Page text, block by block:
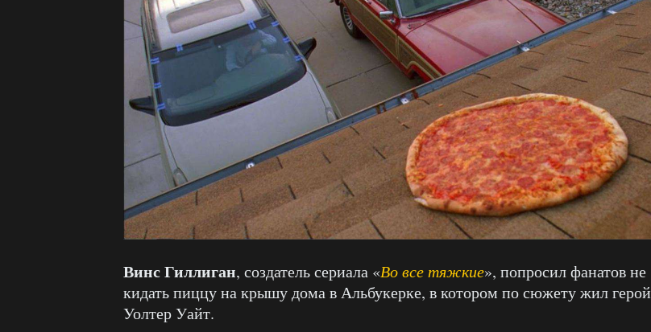
Винс Гиллиган, создатель сериала «Во все тяжкие», попросил фанатов не
кидать пиццу на крышу дома в Альбукерке, в котором по сюжету жил герой
Уолтер Уайт.